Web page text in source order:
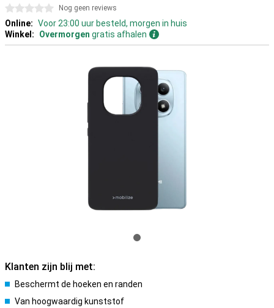
0 sterren Nog geen reviews
Online: Voor 23:00 uur besteld, morgen in huis
Winkel:
Overmorgen gratis afhalen
Klanten zijn blij met:
Beschermt de hoeken en randen
Van hoogwaardig kunststof